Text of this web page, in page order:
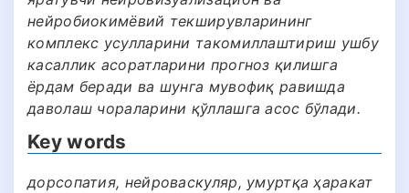
нейробиокимёвий текширувларининг
комплекс усулларини такомиллаштириш ушбу
касаллик асоратларини прогноз қилишга
ёрдам беради ва шунга мувофиқ равишда
даволаш чораларини қўллашга асос бўлади.
Key words
дорсопатия, нейроваскуляр, умуртқа ҳаракат